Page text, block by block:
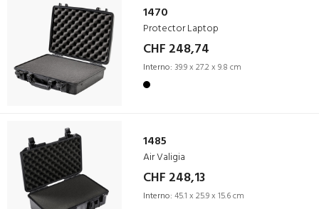
1470
Protector Laptop
CHF 248,74
Interno: 39.9 x 27.2 x 9.8 cm
1485
Air Valigia
CHF 248,13
Interno: 45.1 x 25.9 x 15.6 cm